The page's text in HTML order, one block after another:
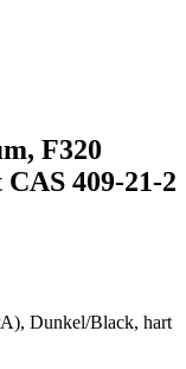
F320
409-21-2